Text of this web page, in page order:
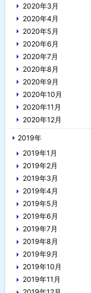
2020年3月
2020年4月
2020年5月
2020年6月
2020年7月
2020年8月
2020年9月
2020年10月
2020年11月
2020年12月
2019年
2019年1月
2019年2月
2019年3月
2019年4月
2019年5月
2019年6月
2019年7月
2019年8月
2019年9月
2019年10月
2019年11月